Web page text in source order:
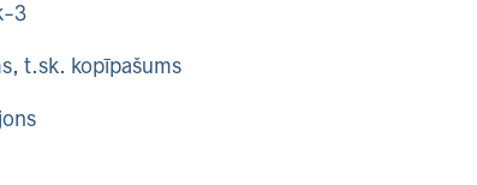
3
t.sk. kopīpašums